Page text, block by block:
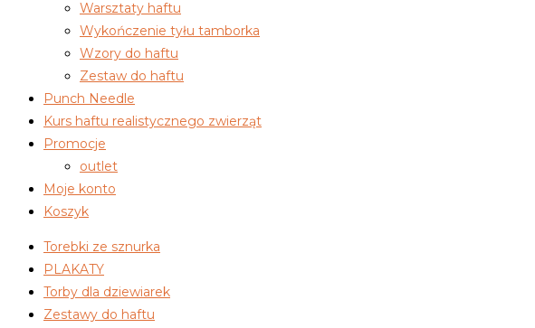
Warsztaty haftu
Wykończenie tyłu tamborka
Wzory do haftu
Zestaw do haftu
Punch Needle
Kurs haftu realistycznego zwierząt
Promocje
outlet
Moje konto
Koszyk
Torebki ze sznurka
PLAKATY
Torby dla dziewiarek
Zestawy do haftu